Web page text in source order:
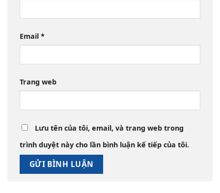
Email *
Trang web
Lưu tên của tôi, email, và trang web trong
trình duyệt này cho lần bình luận kế tiếp của tôi.